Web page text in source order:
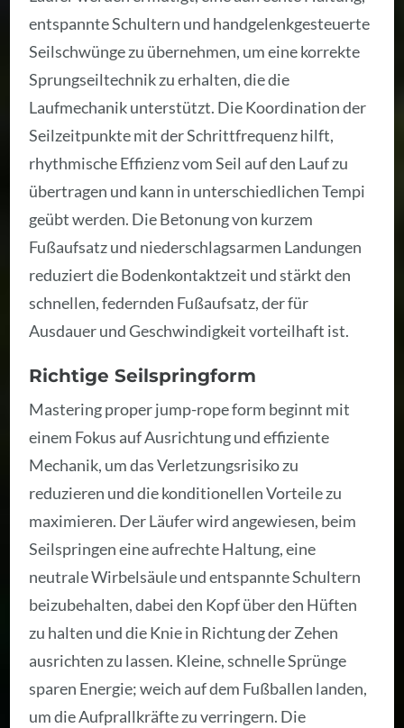
entspannte Schultern und handgelenkgesteuerte
Seilschwünge zu übernehmen, um eine korrekte
Sprungseiltechnik zu erhalten, die die
Laufmechanik unterstützt. Die Koordination der
Seilzeitpunkte mit der Schrittfrequenz hilft,
rhythmische Effizienz vom Seil auf den Lauf zu
übertragen und kann in unterschiedlichen Tempi
geübt werden. Die Betonung von kurzem
Fußaufsatz und niederschlagsarmen Landungen
reduziert die Bodenkontaktzeit und stärkt den
schnellen, federnden Fußaufsatz, der für
Ausdauer und Geschwindigkeit vorteilhaft ist.
Richtige Seilspringform
Mastering proper jump-rope form beginnt mit
einem Fokus auf Ausrichtung und effiziente
Mechanik, um das Verletzungsrisiko zu
reduzieren und die konditionellen Vorteile zu
maximieren. Der Läufer wird angewiesen, beim
Seilspringen eine aufrechte Haltung, eine
neutrale Wirbelsäule und entspannte Schultern
beizubehalten, dabei den Kopf über den Hüften
zu halten und die Knie in Richtung der Zehen
ausrichten zu lassen. Kleine, schnelle Sprünge
sparen Energie; weich auf dem Fußballen landen,
um die Aufprallkräfte zu verringern. Die